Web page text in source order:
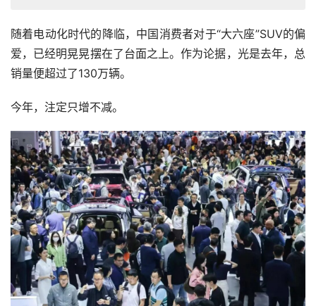
随着电动化时代的降临，中国消费者对于“大六座”SUV的偏
爱，已经明晃晃摆在了台面之上。作为论据，光是去年，总
销量便超过了130万辆。
今年，注定只增不减。